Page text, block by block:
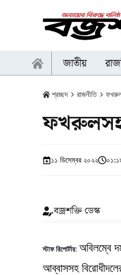
জাতীয়
প্রচ্ছদ রাজনীতি
ফখরুলসহ
১১ ডিসেম্বর ২০২২
বজ্রশক্তি ডেস্ক
স্টাফ রিপোর্টার: অবিলম্বে
আব্বাসসহ